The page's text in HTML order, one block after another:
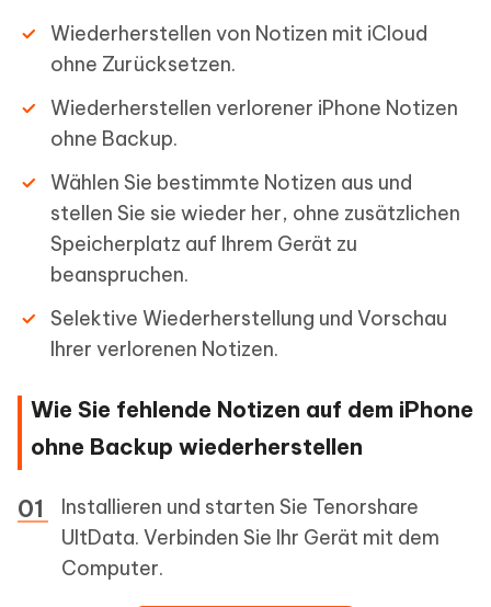
Wiederherstellen von Notizen mit iCloud
ohne Zurücksetzen.
Wiederherstellen verlorener iPhone Notizen
ohne Backup.
Wählen Sie bestimmte Notizen aus und
stellen Sie sie wieder her, ohne zusätzlichen
Speicherplatz auf Ihrem Gerät zu
beanspruchen.
Selektive Wiederherstellung und Vorschau
Ihrer verlorenen Notizen.
Wie Sie fehlende Notizen auf dem iPhone
ohne Backup wiederherstellen
Installieren und starten Sie Tenorshare
UltData. Verbinden Sie Ihr Gerät mit dem
Computer.